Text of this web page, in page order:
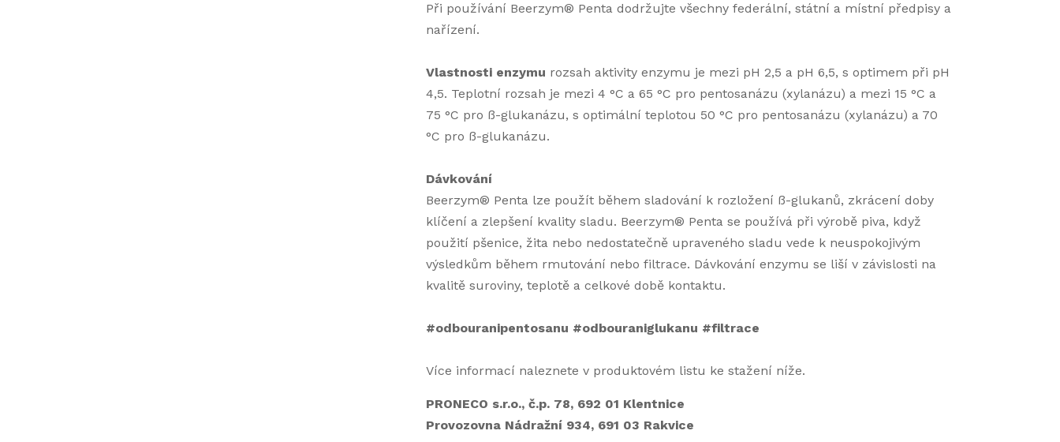
Při používání Beerzym® Penta dodržujte všechny federální, státní a místní předpisy a
nařízení.
Vlastnosti enzymu rozsah aktivity enzymu je mezi pH 2,5 a pH 6,5, s optimem při pH
4,5. Teplotní rozsah je mezi 4 °C a 65 °C pro pentosanázu (xylanázu) a mezi 15 °C a
75 °C pro ß-glukanázu, s optimální teplotou 50 °C pro pentosanázu (xylanázu) a 70
°C pro ß-glukanázu.
Dávkování
Beerzym® Penta lze použít během sladování k rozložení ß-glukanů, zkrácení doby
klíčení a zlepšení kvality sladu. Beerzym® Penta se používá při výrobě piva, když
použití pšenice, žita nebo nedostatečně upraveného sladu vede k neuspokojivým
výsledkům během rmutování nebo filtrace. Dávkování enzymu se liší v závislosti na
kvalitě suroviny, teplotě a celkové době kontaktu.
#odbouranipentosanu #odbouraniglukanu #filtrace
Více informací naleznete v produktovém listu ke stažení níže.
PRONECO s.r.o., č.p. 78, 692 01 Klentnice
Provozovna Nádražní 934, 691 03 Rakvice